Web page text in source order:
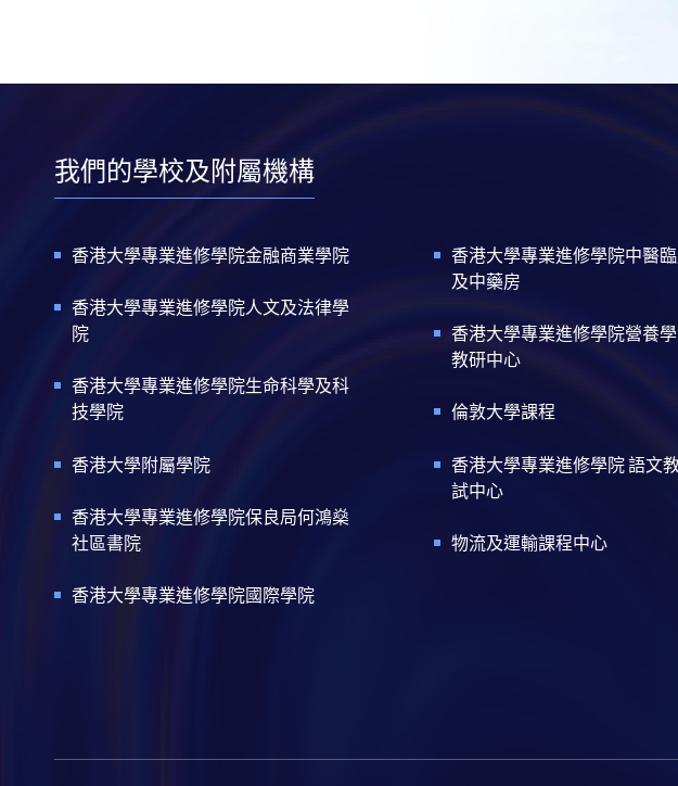
我們的學校及附屬機構
香港大學專業進修學院金融商業學院
香港大學專業進修學院人文及法律學
院
香港大學專業進修學院生命科學及科
技學院
香港大學附屬學院
香港大學專業進修學院保良局何鴻燊
社區書院
香港大學專業進修學院國際學院
香港大學專業進修學院中醫
及中藥房
香港大學專業進修學院營養
教研中心
倫敦大學課程
香港大學專業進修學院 語文
試中心
物流及運輸課程中心